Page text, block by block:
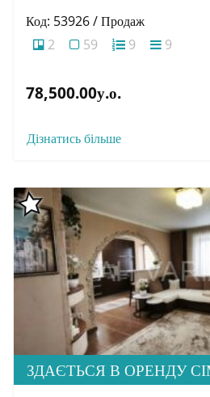
Код: 53926 / Продаж
2
59 9 9
78,500.00у.о.
Дізнатись більше